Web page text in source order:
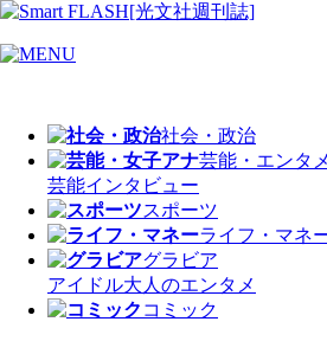
社会・政治
芸能・エンタメ
芸能インタビュー
スポーツ
ライフ・マネ
グラビア
アイドル大人のエンタメ
コミック